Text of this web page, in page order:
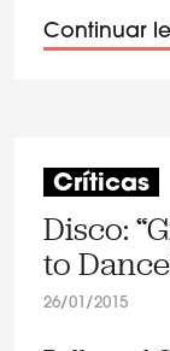
Continuar
Críticas
Disco:
to
26/01/2015